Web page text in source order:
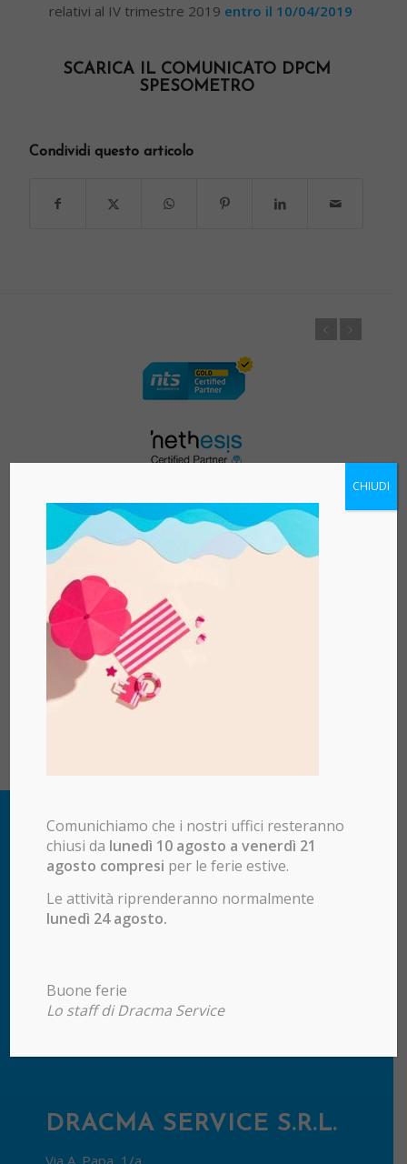
relativi al IV trimestre 2019 entro il 10/04/2019
SCARICA IL COMUNICATO DPCM
SPESOMETRO
Condividi questo articolo
DRACMA SERVICE S.R.L.
Via A. Papa, 1/a
Comunichiamo che i nostri uffici resteranno
chiusi da lunedì 10 agosto a venerdì 21
agosto compresi per le ferie estive.
Le attività riprenderanno normalmente
lunedì 24 agosto.
Buone ferie
Lo staff di Dracma Service
CHIUDI